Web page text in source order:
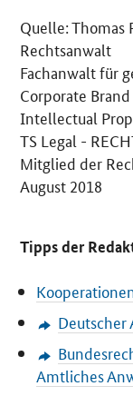
Quelle: Thomas
Rechtsanwalt
Fachanwalt für
Corporate
Intellectual
TS Legal -
Mitglied der
August 2018
Tipps der
Deutscher
Amtliches